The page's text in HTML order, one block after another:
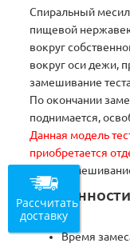
Спиральный
пищевой
вокруг
вокруг оси дежи,
замешивание
По окончании
поднимается,
Данная модель
приобретается
Время
Рассчитать
доставку